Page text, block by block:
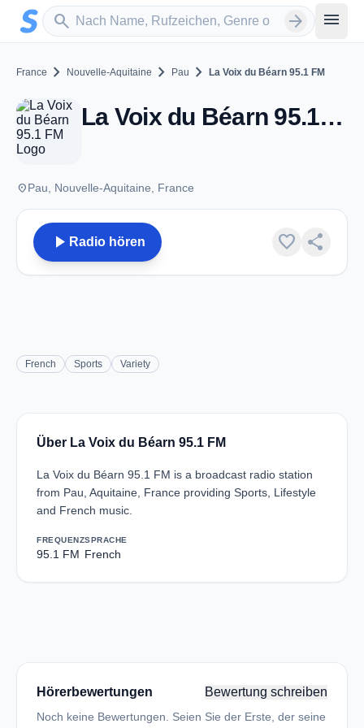
Zum Hauptinhalt springen
search
Sender suchen arrow_forward menu
France chevron_right Nouvelle-Aquitaine chevron_right Pau chevron_right La Voix du Béarn 95.1 FM
La Voix du Béarn 95.1 FM - FM 95.1 - Pau
placePau, Nouvelle-Aquitaine, France
play_arrow Radio hören favorite share
French Sports Variety
Über La Voix du Béarn 95.1 FM
La Voix du Béarn 95.1 FM is a broadcast radio station
from Pau, Aquitaine, France providing Sports, Lifestyle
and French music.
FREQUENZ
95.1 FM
SPRACHE
French
Hörerbewertungen Bewertung schreiben
Noch keine Bewertungen. Seien Sie der Erste, der seine